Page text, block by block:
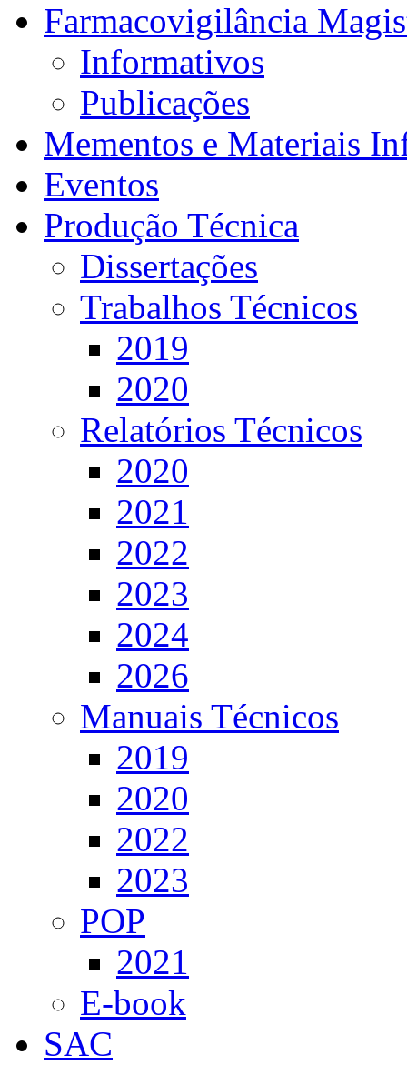
Farmacovigilância
Informativos
Publicações
Mementos e Materiais
Eventos
Produção Técnica
Dissertações
Trabalhos Técnicos
2019
2020
Relatórios Técnicos
2020
2021
2022
2023
2024
2026
Manuais Técnicos
2019
2020
2022
2023
POP
2021
E-book
SAC